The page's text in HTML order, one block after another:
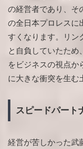
の経営者であり、そ
の全日本プロレスに
すくなります。リン
と自負していたため
をビジネスの視点か
に大きな衝突を生む
スピードパート
経営が苦しかった武